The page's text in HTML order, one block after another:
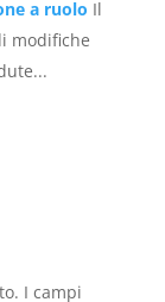
a ruolo Il
modifiche
I campi